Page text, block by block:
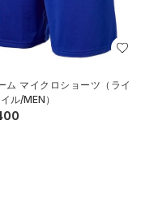
ム マイクロショーツ（ライ
ル/MEN）